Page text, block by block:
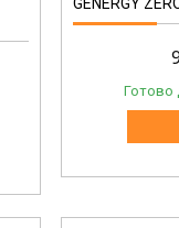
GENERGY
Готово